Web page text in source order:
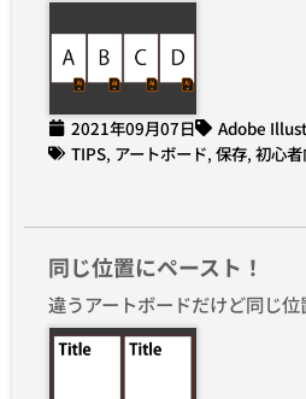
2021年09月07日
Adobe
TIPS, アートボード, 保存, 初心
同じ位置にペースト！
違うアートボードだけど同じ位